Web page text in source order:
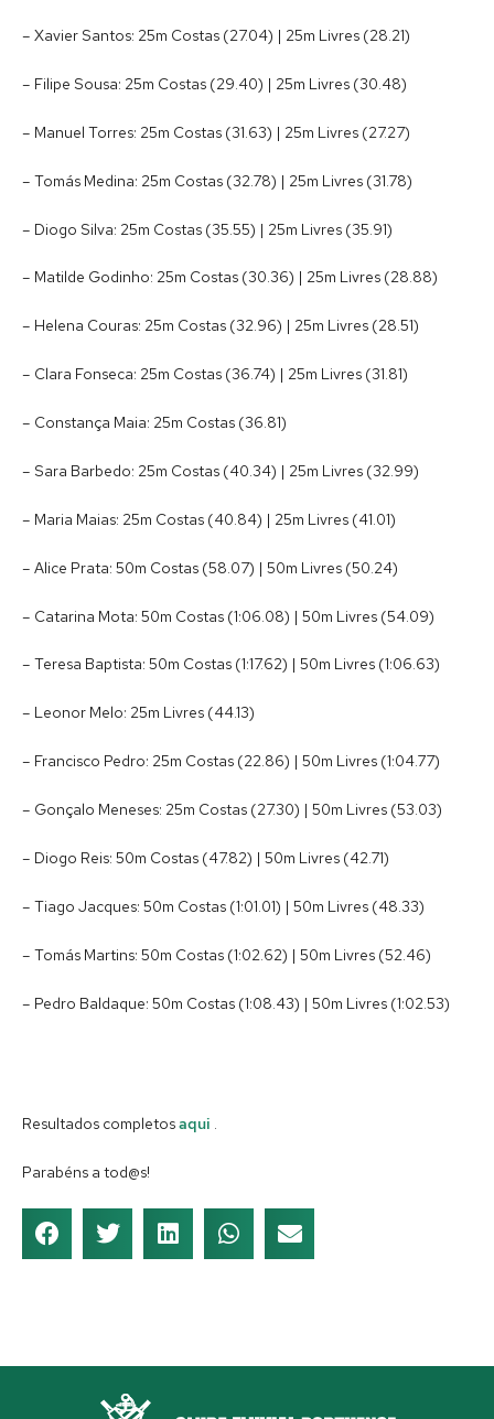
– Xavier Santos: 25m Costas (27.04) | 25m Livres (28.21)
– Filipe Sousa: 25m Costas (29.40) | 25m Livres (30.48)
– Manuel Torres: 25m Costas (31.63) | 25m Livres (27.27)
– Tomás Medina: 25m Costas (32.78) | 25m Livres (31.78)
– Diogo Silva: 25m Costas (35.55) | 25m Livres (35.91)
– Matilde Godinho: 25m Costas (30.36) | 25m Livres (28.88)
– Helena Couras: 25m Costas (32.96) | 25m Livres (28.51)
– Clara Fonseca: 25m Costas (36.74) | 25m Livres (31.81)
– Constança Maia: 25m Costas (36.81)
– Sara Barbedo: 25m Costas (40.34) | 25m Livres (32.99)
– Maria Maias: 25m Costas (40.84) | 25m Livres (41.01)
– Alice Prata: 50m Costas (58.07) | 50m Livres (50.24)
– Catarina Mota: 50m Costas (1:06.08) | 50m Livres (54.09)
– Teresa Baptista: 50m Costas (1:17.62) | 50m Livres (1:06.63)
– Leonor Melo: 25m Livres (44.13)
– Francisco Pedro: 25m Costas (22.86) | 50m Livres (1:04.77)
– Gonçalo Meneses: 25m Costas (27.30) | 50m Livres (53.03)
– Diogo Reis: 50m Costas (47.82) | 50m Livres (42.71)
– Tiago Jacques: 50m Costas (1:01.01) | 50m Livres (48.33)
– Tomás Martins: 50m Costas (1:02.62) | 50m Livres (52.46)
– Pedro Baldaque: 50m Costas (1:08.43) | 50m Livres (1:02.53)
Resultados completosaqui .
Parabéns a tod@s!